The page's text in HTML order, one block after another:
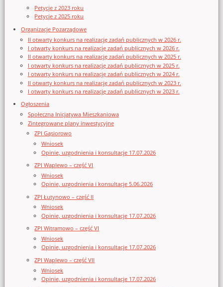
Petycje z 2023 roku
Petycje z 2025 roku
Organizacje Pozarządowe
II otwarty konkurs na realizację zadań publicznych w 2026 r.
I otwarty konkurs na realizację zadań publicznych w 2026 r.
II otwarty konkurs na realizację zadań publicznych w 2025 r.
I otwarty konkurs na realizację zadań publicznych w 2025 r.
I otwarty konkurs na realizację zadań publicznych w 2024 r.
II otwarty konkurs na realizację zadań publicznych w 2023 r.
I otwarty konkurs na realizację zadań publicznych w 2023 r.
Ogłoszenia
Społeczna Inicjatywa Mieszkaniowa
Zintegrowane plany inwestycyjne
ZPI Gąsiorowo
Wniosek
Opinie, uzgodnienia i konsultacje 17.07.2026
ZPI Waplewo – część VI
Wniosek
Opinie, uzgodnienia i konsultacje 5.06.2026
ZPI Łutynowo – część II
Wniosek
Opinie, uzgodnienia i konsultacje 17.07.2026
ZPI Witramowo – część VI
Wniosek
Opinie, uzgodnienia i konsultacje 17.07.2026
ZPI Waplewo – część VII
Wniosek
Opinie, uzgodnienia i konsultacje 17.07.2026